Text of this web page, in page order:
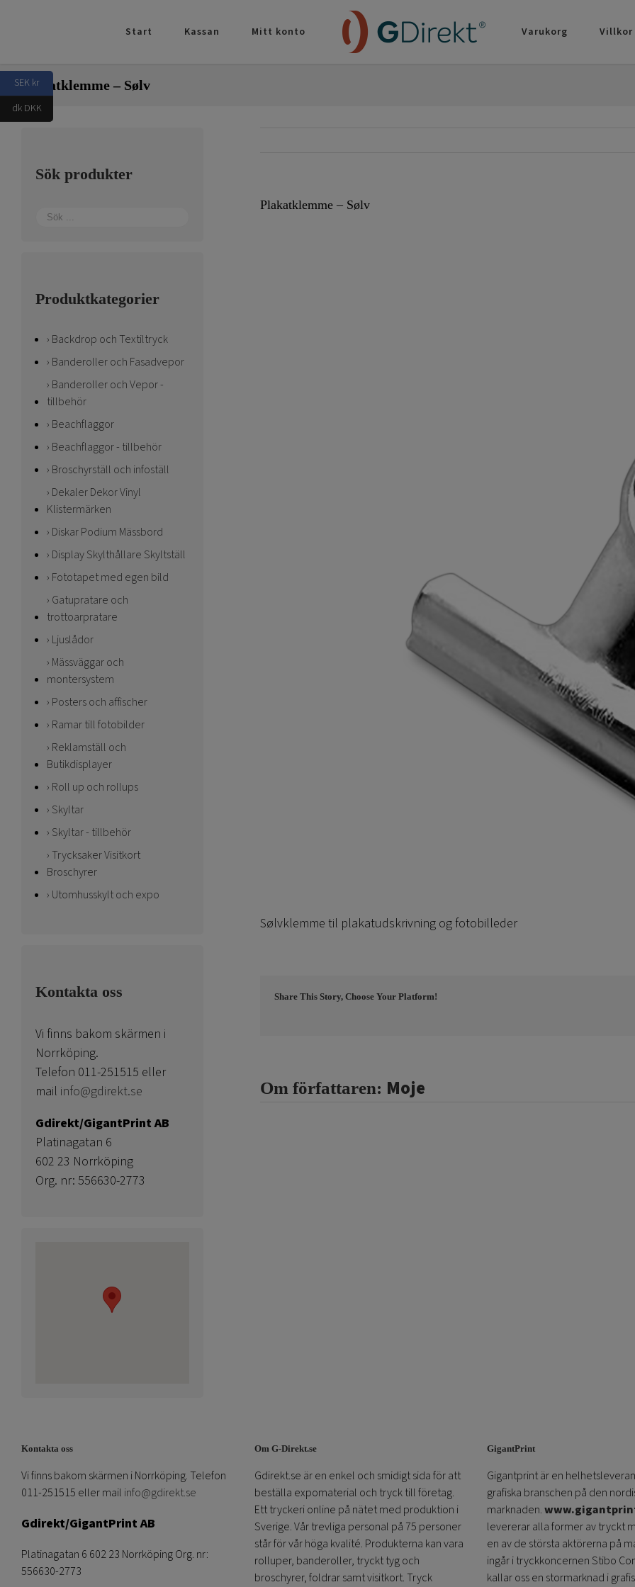
Start Kassan Mitt konto Varukorg Villkor
Plakatklemme – Sølv
Plakatklemme – Sølv
Sølvklemme til plakatudskrivning og fotobilleder
Share This Story, Choose Your Platform!
Om författaren: Moje
Sök produkter
Produktkategorier
Backdrop och Textiltryck
Banderoller och Fasadvepor
Banderoller och Vepor -
tillbehör
Beachflaggor
Beachflaggor - tillbehör
Broschyrställ och infoställ
Dekaler Dekor Vinyl
Klistermärken
Diskar Podium Mässbord
Display Skylthållare Skyltställ
Fototapet med egen bild
Gatupratare och
trottoarpratare
Ljuslådor
Mässväggar och
montersystem
Posters och affischer
Ramar till fotobilder
Reklamställ och
Butikdisplayer
Roll up och rollups
Skyltar
Skyltar - tillbehör
Trycksaker Visitkort
Broschyrer
Utomhusskylt och expo
Kontakta oss
Vi finns bakom skärmen i
Norrköping.
Telefon 011-251515 eller
mail info@gdirekt.se
Gdirekt/GigantPrint AB
Platinagatan 6
602 23 Norrköping
Org. nr: 556630-2773
Kontakta oss
Vi finns bakom skärmen i Norrköping. Telefon
011-251515 eller mail info@gdirekt.se
Gdirekt/GigantPrint AB
Platinagatan 6 602 23 Norrköping Org. nr:
556630-2773
Om G-Direkt.se
Gdirekt.se är en enkel och smidigt sida för att
beställa expomaterial och tryck till företag.
Ett tryckeri online på nätet med produktion i
Sverige. Vår trevliga personal på 75 personer
står för vår höga kvalité. Produkterna kan vara
rolluper, banderoller, tryckt tyg och
broschyrer, foldrar samt visitkort. Tryck
GigantPrint
Gigantprint är en
grafiska branschen på den
marknaden.
levererar alla former av tryckt
en av de största aktörerna på
ingår i tryckkoncernen Stibo
kallar oss en stormarknad i
SEK kr
dk DKK